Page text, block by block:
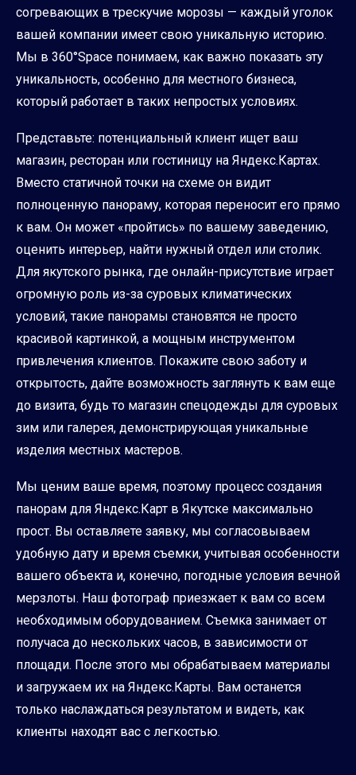
согревающих в трескучие морозы — каждый уголок
вашей компании имеет свою уникальную историю.
Мы в 360°Space понимаем, как важно показать эту
уникальность, особенно для местного бизнеса,
который работает в таких непростых условиях.
Представьте: потенциальный клиент ищет ваш
магазин, ресторан или гостиницу на Яндекс.Картах.
Вместо статичной точки на схеме он видит
полноценную панораму, которая переносит его прямо
к вам. Он может «пройтись» по вашему заведению,
оценить интерьер, найти нужный отдел или столик.
Для якутского рынка, где онлайн-присутствие играет
огромную роль из-за суровых климатических
условий, такие панорамы становятся не просто
красивой картинкой, а мощным инструментом
привлечения клиентов. Покажите свою заботу и
открытость, дайте возможность заглянуть к вам еще
до визита, будь то магазин спецодежды для суровых
зим или галерея, демонстрирующая уникальные
изделия местных мастеров.
Мы ценим ваше время, поэтому процесс создания
панорам для Яндекс.Карт в Якутске максимально
прост. Вы оставляете заявку, мы согласовываем
удобную дату и время съемки, учитывая особенности
вашего объекта и, конечно, погодные условия вечной
мерзлоты. Наш фотограф приезжает к вам со всем
необходимым оборудованием. Съемка занимает от
получаса до нескольких часов, в зависимости от
площади. После этого мы обрабатываем материалы
и загружаем их на Яндекс.Карты. Вам останется
только наслаждаться результатом и видеть, как
клиенты находят вас с легкостью.